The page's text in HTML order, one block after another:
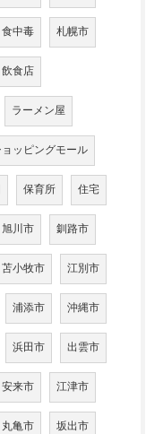
食中毒 札幌市
飲食店
ラーメン屋
ョッピングモール
保育所 住宅
旭川市 釧路市
苫小牧市 江別市
浦添市 沖縄市
浜田市 出雲市
安来市 江津市
丸亀市 坂出市